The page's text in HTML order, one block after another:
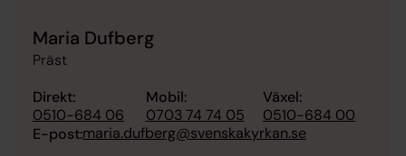
Maria Dufberg
Präst
Direkt:
0510-684 06
Mobil:
0703 74 74 05
Växel:
0510-684 00
E-post:maria.dufberg@svenskakyrkan.se